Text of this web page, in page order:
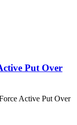
Put Over
Active Put Over